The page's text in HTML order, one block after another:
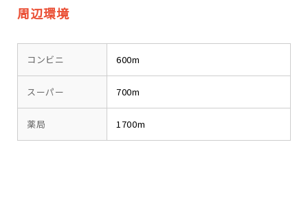
周辺環境
コンビニ 600m
スーパー 700m
薬局 1700m